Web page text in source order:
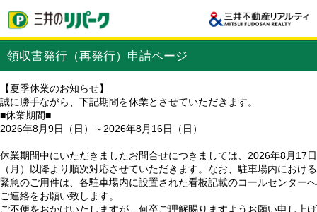
領収書発行（再発行）申請ページ
【夏季休業のお知らせ】
誠に勝手ながら、下記期間を休業とさせていただきます。
■休業期間■
2026年8月9日（日）～2026年8月16日（日）
休業期間中にいただきましたお問合せにつきましては、2026年8月17日
（月）以降より順次対応させていただきます。なお、駐車場内における
緊急のご用件は、各駐車場内に設置された看板記載のコールセンターへ
ご連絡をお願い致します。
ご不便をおかけいたしますが、何卒ご理解賜りますようお願い申し上げ